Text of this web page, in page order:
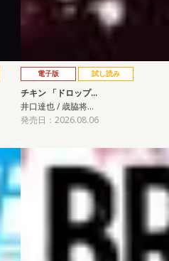
電子版 試し読み
チキン 「ドロップ…
井口達也 / 歳脇将…
発売日：2026.08.06